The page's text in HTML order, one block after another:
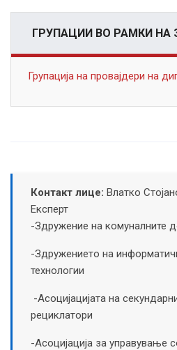
ГРУПАЦИИ ВО РАМКИ НА
Групација на провајдери на
Контакт лице: Влатко
Експерт
-Здружение на комуналните
-Здружението на
технологии
-Асоцијацијата на
рециклатори
-Асоцијација за управување